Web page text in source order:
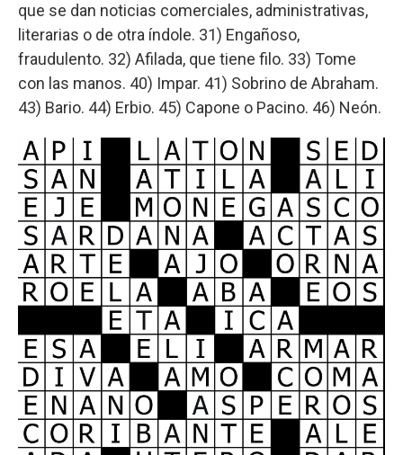
que se dan noticias comerciales, administrativas,
literarias o de otra índole. 31) Engañoso,
fraudulento. 32) Afilada, que tiene filo. 33) Tome
con las manos. 40) Impar. 41) Sobrino de Abraham.
43) Bario. 44) Erbio. 45) Capone o Pacino. 46) Neón.